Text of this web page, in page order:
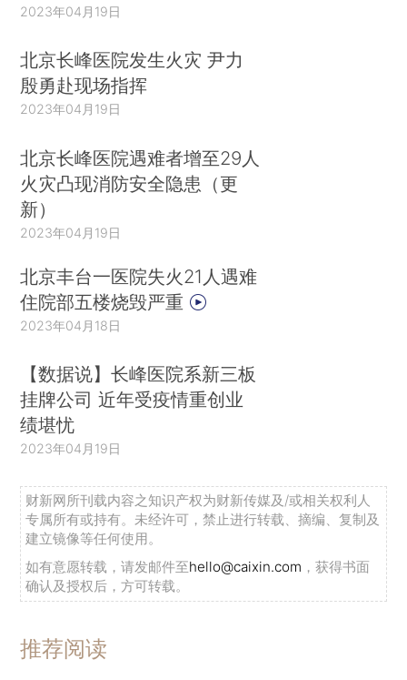
2023年04月19日
北京长峰医院发生火灾 尹力
殷勇赴现场指挥
2023年04月19日
北京长峰医院遇难者增至29人
火灾凸现消防安全隐患（更
新）
2023年04月19日
北京丰台一医院失火21人遇难
住院部五楼烧毁严重
2023年04月18日
【数据说】长峰医院系新三板
挂牌公司 近年受疫情重创业
绩堪忧
2023年04月19日
财新网所刊载内容之知识产权为财新传媒及/或相关权利人
专属所有或持有。未经许可，禁止进行转载、摘编、复制及
建立镜像等任何使用。
如有意愿转载，请发邮件至hello@caixin.com ，获得书面
确认及授权后，方可转载。
推荐阅读